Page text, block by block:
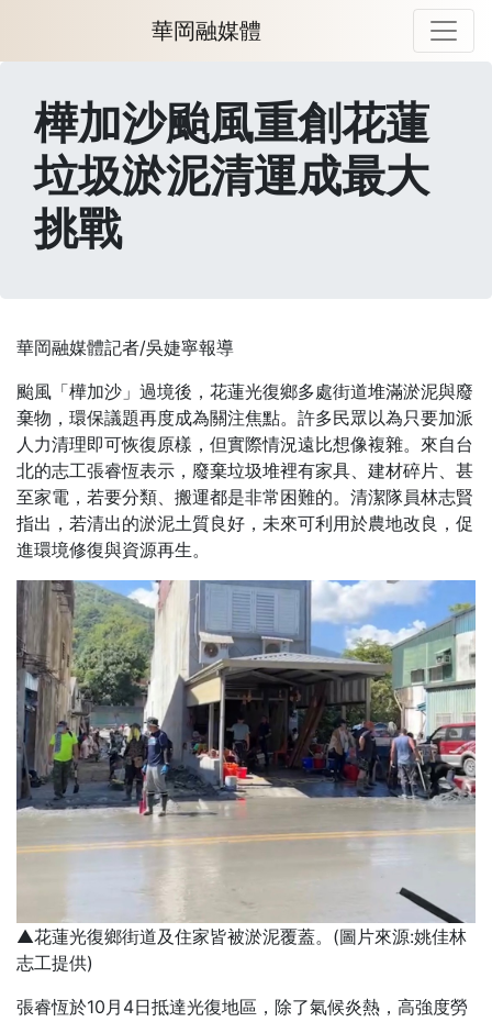
華岡融媒體
樺加沙颱風重創花蓮
垃圾淤泥清運成最大
挑戰
華岡融媒體記者/吳婕寧報導
颱風「樺加沙」過境後，花蓮光復鄉多處街道堆滿淤泥與廢
棄物，環保議題再度成為關注焦點。許多民眾以為只要加派
人力清理即可恢復原樣，但實際情況遠比想像複雜。來自台
北的志工張睿恆表示，廢棄垃圾堆裡有家具、建材碎片、甚
至家電，若要分類、搬運都是非常困難的。清潔隊員林志賢
指出，若清出的淤泥土質良好，未來可利用於農地改良，促
進環境修復與資源再生。
▲花蓮光復鄉街道及住家皆被淤泥覆蓋。(圖片來源:姚佳林
志工提供)
張睿恆於10月4日抵達光復地區，除了氣候炎熱，高強度勞